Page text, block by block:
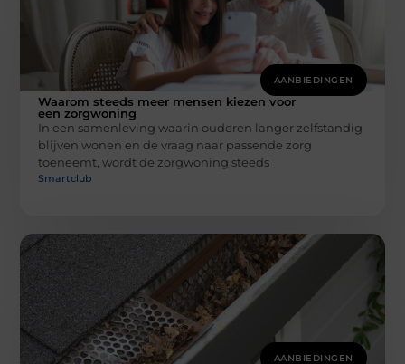
AANBIEDINGEN
Waarom steeds meer mensen kiezen voor
een zorgwoning
In een samenleving waarin ouderen langer zelfstandig
blijven wonen en de vraag naar passende zorg
toeneemt, wordt de zorgwoning steeds
Smartclub
AANBIEDINGEN